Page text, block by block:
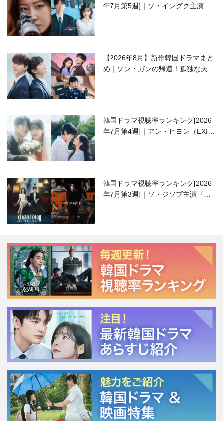
年7月第5週]｜ソ・イングク主演の
【2026年8月】新作韓国ドラマまと
め｜ソン・ガンの帰還！孤独な天才
韓国ドラマ視聴率ランキング[2026
年7月第4週]｜アン・ヒヨン（EXID
韓国ドラマ視聴率ランキング[2026
年7月第3週]｜ソ・ジソブ主演『エ